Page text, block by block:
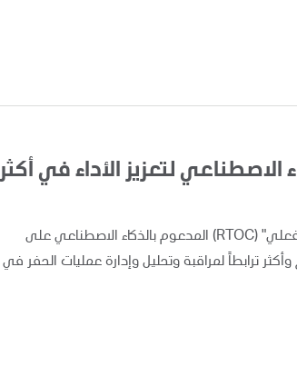
لتعزيز الأداء في أكثر
أعلنت "أدنوك" اليوم عن تطبيق ونشر نظام "مركز متابعة العمليات في الوقت الفعلي" (RTOC) المدعوم بالذكاء الاصطناعي على
أسرع وأكثر ترابطاً لمراقبة وتحليل وإدارة عمليات الحفر في